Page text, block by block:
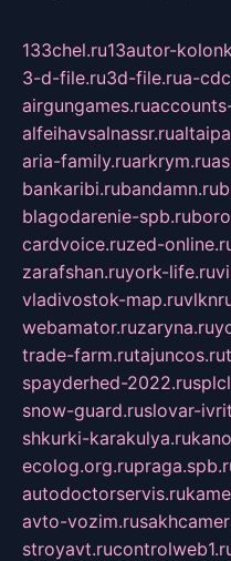
133chel.ru13autor-
3-d-file.ru3d-file.rua-
airgungames.ru
alfeihavsalnassr.ru
aria-family.ruarkrym.ru
bankaribi.rubandamn.ru
blagodarenie-spb.ru
cardvoice.ruzed-
zarafshan.ruyork-life.ru
vladivostok-map.ru
webamator.ruzaryna.ru
trade-farm.rutajuncos.ru
spayderhed-2022.ru
snow-guard.ruslovar-
shkurki-karakulya.ru
ecolog.org.ru
autodoctorservis.ru
avto-vozim.ru
stroyavt.ru